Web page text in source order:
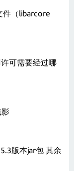
件（libarcore
可需要经过哪
影
版本jar包 其余